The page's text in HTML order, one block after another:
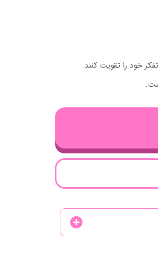
خود را تقویت کنند.